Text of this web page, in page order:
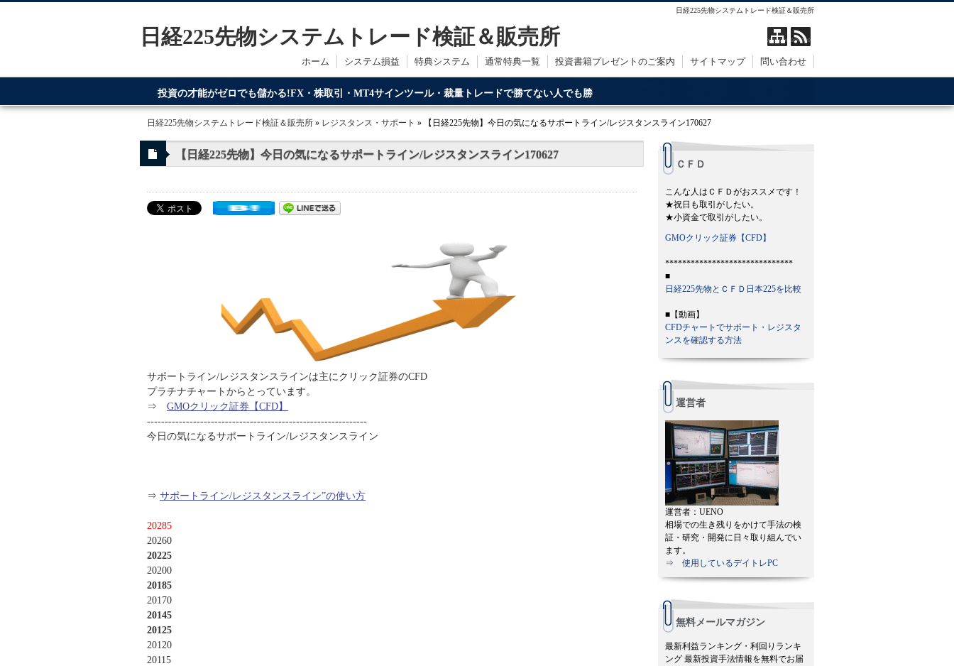
日経225先物システムトレード検証＆販売所
日経225先物システムトレード検証＆販売所
ホーム システム損益 特典システム 通常特典一覧 投資書籍プレゼントのご案内 サイトマップ 問い合わせ
投資の才能がゼロでも儲かる!FX・株取引・MT4サインツール・裁量トレードで勝てない人でも勝
てるのが日経225先物システムトレードです。
日経225先物システムトレード検証＆販売所 » レジスタンス・サポート » 【日経225先物】今日の気になるサポートライン/レジスタンスライン170627
【日経225先物】今日の気になるサポートライン/レジスタンスライン170627
サポートライン/レジスタンスラインは主にクリック証券のCFD
プラチナチャートからとっています。
⇒ GMOクリック証券【CFD】
--------------------------------------------------------------
今日の気になるサポートライン/レジスタンスライン
⇒ サポートライン/レジスタンスライン”の使い方
20285
20260
20225
20200
20185
20170
20145
20125
20120
20115
ＣＦＤ
こんな人はＣＦＤがおススメです！
★祝日も取引がしたい。
★小資金で取引がしたい。
GMOクリック証券【CFD】
******************************
■
日経225先物とＣＦＤ日本225を比較
■【動画】
CFDチャートでサポート・レジスタ
ンスを確認する方法
運営者
運営者：UENO
相場での生き残りをかけて手法の検
証・研究・開発に日々取り組んでい
ます。
⇒ 使用しているデイトレPC
無料メールマガジン
最新利益ランキング・利回りランキ
ング 最新投資手法情報を無料でお届